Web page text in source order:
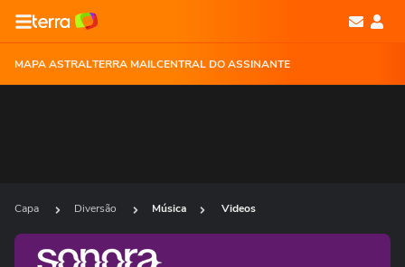
MAPA ASTRALTERRA MAILCENTRAL DO ASSINANTE
Capa Diversão Música Videos